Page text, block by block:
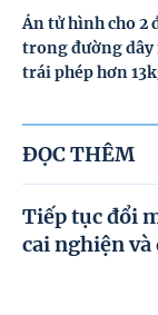
Án tử hình cho 2
trong đường dây
trái phép hơn
ĐỌC THÊM
Tiếp tục đổi
cai nghiện